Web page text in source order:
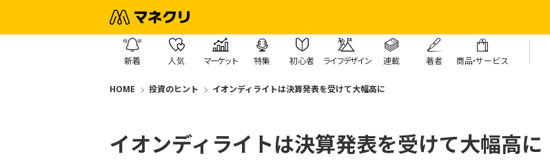
新着 人気 マーケット 特集 初心者 ライフデザイン 連載 著者 商品・サービス
HOME 投資のヒント イオンディライトは決算発表を受けて大幅高に
イオンディライトは決算発表を受けて大幅高に